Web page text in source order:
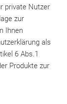
private Nutzer
zur
Ihnen
als
6 Abs.1
Produkte zur